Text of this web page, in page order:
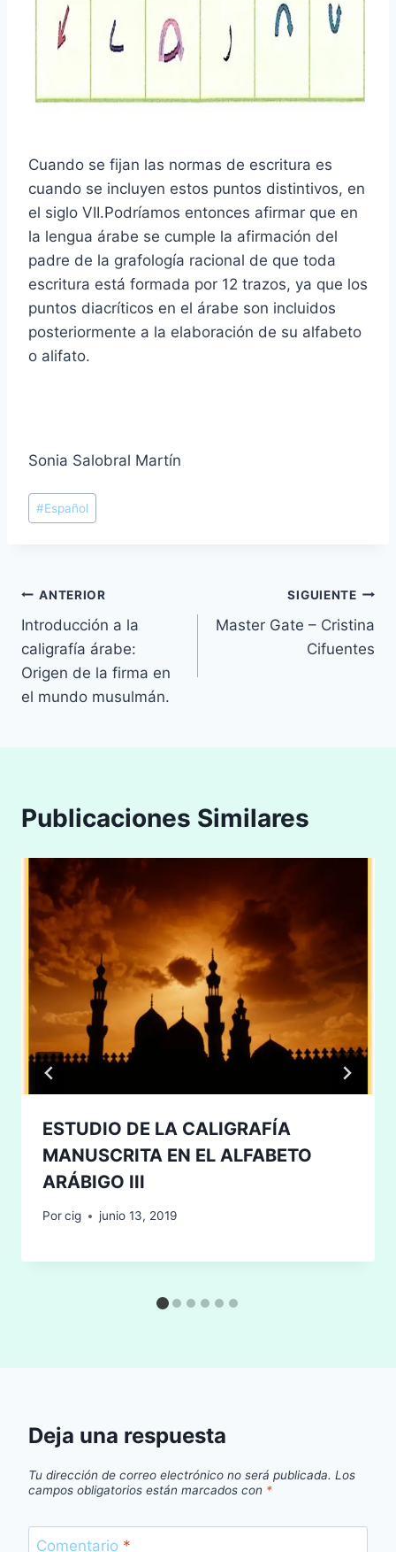
Cuando se fijan las normas de escritura es
cuando se incluyen estos puntos distintivos, en
el siglo VII.Podríamos entonces afirmar que en
la lengua árabe se cumple la afirmación del
padre de la grafología racional de que toda
escritura está formada por 12 trazos, ya que los
puntos diacríticos en el árabe son incluidos
posteriormente a la elaboración de su alfabeto
o alifato.
Sonia Salobral Martín
Etiquetas
de
#Español
Navegación
de
entradas
ANTERIOR
Introducción a la
caligrafía árabe:
Origen de la firma en
el mundo musulmán.
SIGUIENTE
Master Gate – Cristina
Cifuentes
Publicaciones Similares
ESTUDIO DE LA CALIGRAFÍA
MANUSCRITA EN EL ALFABETO
ARÁBIGO III
Porcig junio 13, 2019
Deja una respuesta
Tu dirección de correo electrónico no será publicada. Los
campos obligatorios están marcados con *
Comentario *